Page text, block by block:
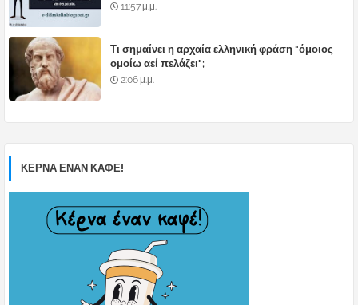
11:57 μ.μ.
Τι σημαίνει η αρχαία ελληνική φράση "όμοιος
ομοίω αεί πελάζει";
2:06 μ.μ.
ΚΕΡΝΑ ΕΝΑΝ ΚΑΦΕ!